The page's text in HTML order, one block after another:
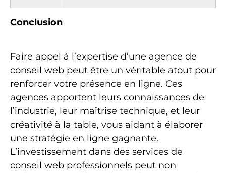
Conclusion
Faire appel à l’expertise d’une agence de
conseil web peut être un véritable atout pour
renforcer votre présence en ligne. Ces
agences apportent leurs connaissances de
l’industrie, leur maîtrise technique, et leur
créativité à la table, vous aidant à élaborer
une stratégie en ligne gagnante.
L’investissement dans des services de
conseil web professionnels peut non